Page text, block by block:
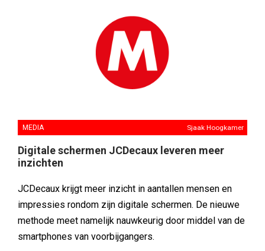
MEDIA Sjaak Hoogkamer
Digitale schermen JCDecaux leveren meer
inzichten
JCDecaux krijgt meer inzicht in aantallen mensen en
impressies rondom zijn digitale schermen. De nieuwe
methode meet namelijk nauwkeurig door middel van de
smartphones van voorbijgangers.